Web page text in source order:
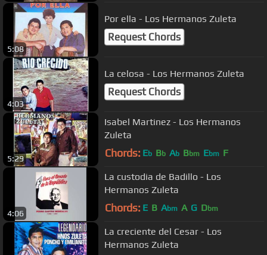
5:08
Por ella - Los Hermanos Zuleta
Request Chords
4:03
La celosa - Los Hermanos Zuleta
Request Chords
5:29
Isabel Martinez - Los Hermanos
Zuleta
Chords: Eb Bb Ab Bbm Ebm F
4:06
La custodia de Badillo - Los
Hermanos Zuleta
Chords: E B Abm A G Dbm
La creciente del Cesar - Los
Hermanos Zuleta